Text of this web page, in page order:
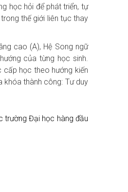
học hỏi để phát triển, tự
thế giới liên tục thay
cao (A), Hệ Song ngữ
của từng học sinh.
cấp học theo hướng kiến
khóa thành công: Tư duy
trường Đại học hàng đầu